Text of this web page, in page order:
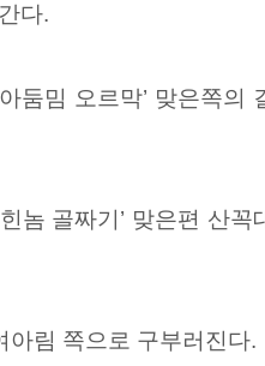
다.
둠밈 오르막’ 맞은쪽의
놈 골짜기’ 맞은편 산꼭
아림 쪽으로 구부러진다.